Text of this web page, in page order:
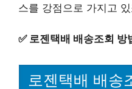
스를 강점으로 가지고
✅ 로젠택배 배송조회 방
로젠택배 배송